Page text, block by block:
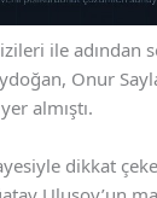
ile adından
Onur
almıştı.
dikkat